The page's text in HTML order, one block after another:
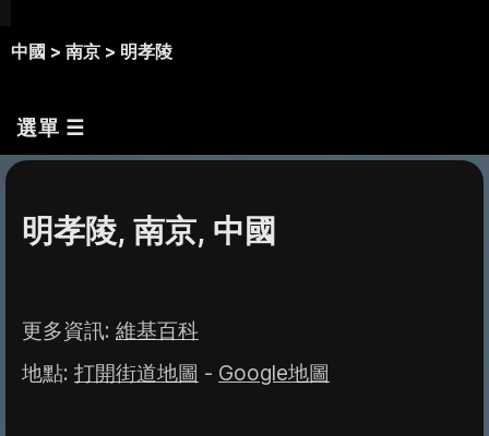
中國 > 南京 > 明孝陵
選單 ☰
明孝陵, 南京, 中國
更多資訊: 維基百科
地點: 打開街道地圖 - Google地圖